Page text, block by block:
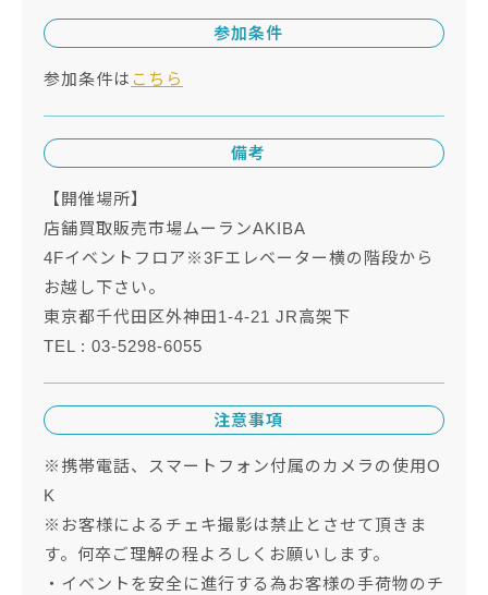
参加条件
参加条件は こちら
備考
【開催場所】
店舗買取販売市場ムーランAKIBA
4Fイベントフロア※3Fエレベーター横の階段から
お越し下さい。
東京都千代田区外神田1-4-21 JR高架下
TEL : 03-5298-6055
注意事項
※携帯電話、スマートフォン付属のカメラの使用O
K
※お客様によるチェキ撮影は禁止とさせて頂きま
す。何卒ご理解の程よろしくお願いします。
・イベントを安全に進行する為お客様の手荷物のチ